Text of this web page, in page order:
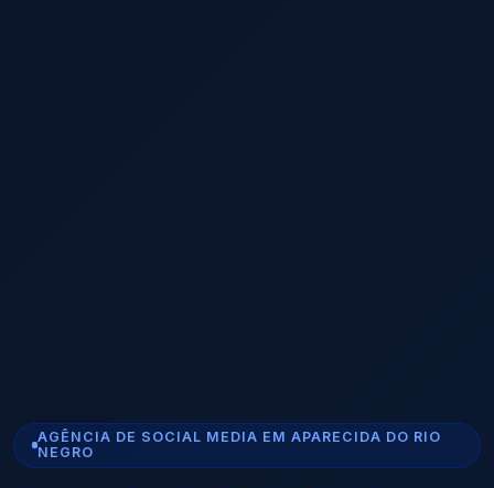
AGÊNCIA DE SOCIAL MEDIA EM APARECIDA DO RIO
NEGRO